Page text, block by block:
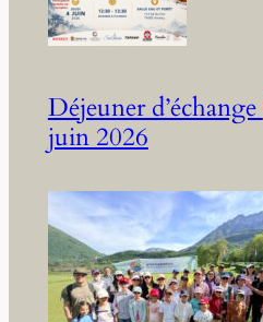
Déjeuner d’échange
juin 2026